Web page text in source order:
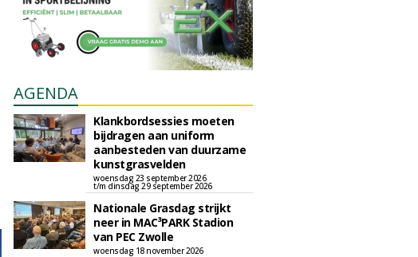
AGENDA
Klankbordsessies moeten
bijdragen aan uniform
aanbesteden van duurzame
kunstgrasvelden
woensdag 23 september 2026
t/m dinsdag 29 september 2026
Nationale Grasdag strijkt
neer in MAC³PARK Stadion
van PEC Zwolle
woensdag 18 november 2026